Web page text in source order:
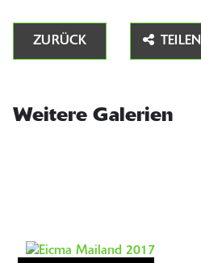
ZURÜCK TEILEN
Weitere Galerien